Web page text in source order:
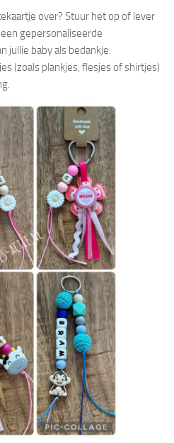
over? Stuur het op of lever
gepersonaliseerde
jullie baby als bedankje.
(zoals plankjes, flesjes of shirtjes)